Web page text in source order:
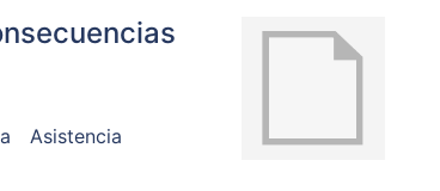
Asistencia